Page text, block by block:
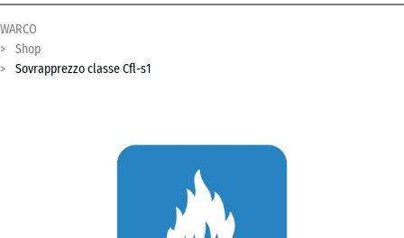
WARCO
Shop
Sovrapprezzo classe Cfl-s1